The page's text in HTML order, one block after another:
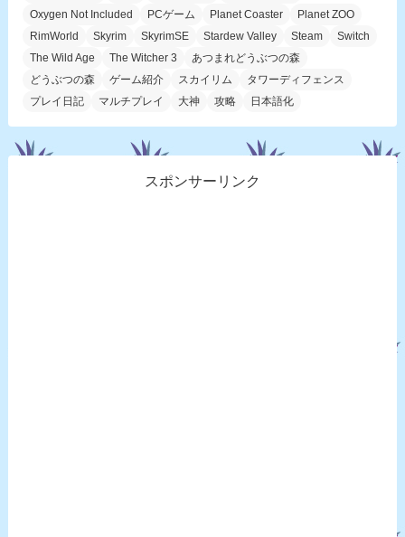
Oxygen Not Included
PCゲーム Planet Coaster
Planet ZOO
RimWorld
Skyrim SkyrimSE Stardew Valley Steam
Switch
The Wild Age
The Witcher 3
あつまれどうぶつの森
どうぶつの森
ゲーム紹介 スカイリム
タワーディフェンス
プレイ日記
マルチプレイ 大神 攻略 日本語化
スポンサーリンク